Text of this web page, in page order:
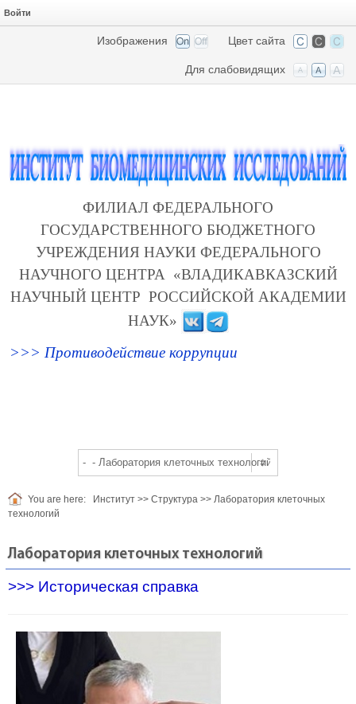
Войти
Цвет сайта
Изображения
Для слабовидящих
ФИЛИАЛ ФЕДЕРАЛЬНОГО
ГОСУДАРСТВЕННОГО БЮДЖЕТНОГО
УЧРЕЖДЕНИЯ НАУКИ ФЕДЕРАЛЬНОГО
НАУЧНОГО ЦЕНТРА «ВЛАДИКАВКАЗСКИЙ
НАУЧНЫЙ ЦЕНТР РОССИЙСКОЙ АКАДЕМИИ
НАУК»
>>> Противодействие коррупции
You are here: Институт >> Структура >> Лаборатория клеточных
технологий
Лаборатория клеточных технологий
>>> Историческая справка